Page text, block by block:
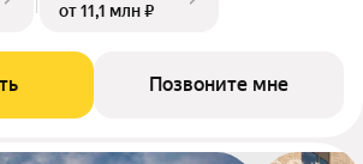
от 11,1 млн ₽
Позвоните мне